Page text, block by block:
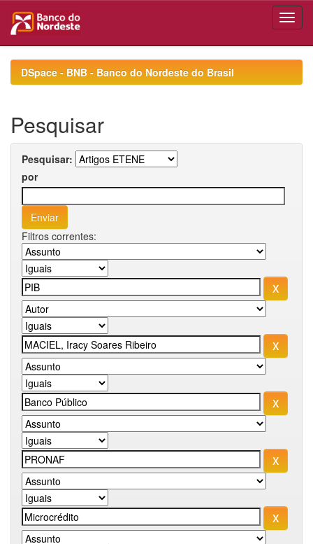
navigationDSpace - BNB - Banco do Nordeste do Brasil
Pesquisar
Pesquisar:
por
Filtros correntes: